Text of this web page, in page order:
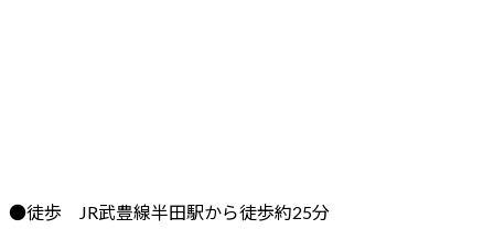
●徒歩 JR武豊線半田駅から徒歩約25分